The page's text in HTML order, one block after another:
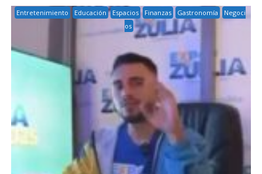
Entretenimiento Educación Espacios Finanzas Gastronomía
Negoci
os